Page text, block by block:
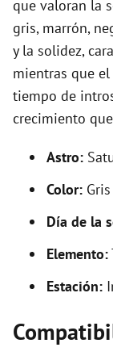
que valoran la
gris, marrón,
y la solidez,
mientras que
tiempo de
crecimiento
Astro:
Color:
Día de la
Elemento:
Estación: